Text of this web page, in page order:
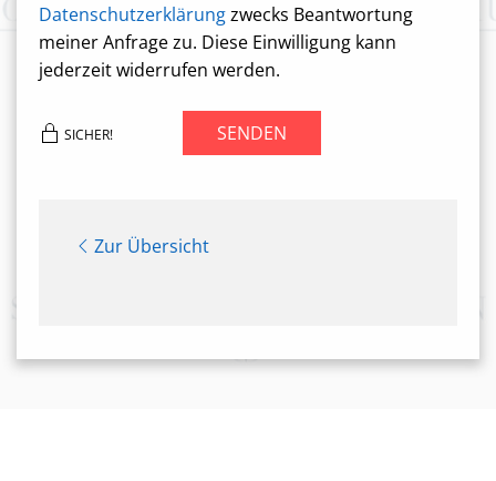
Datenschutzerklärungzwecks Beantwortung
meiner Anfrage zu. Diese Einwilligung kann
jederzeit widerrufen werden.
SICHER! SENDEN
Zur Übersicht